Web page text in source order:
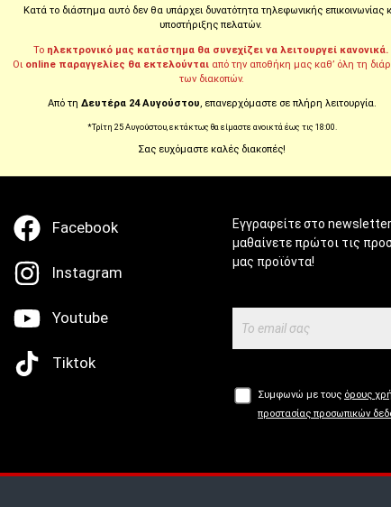
ΠΑΡΑΓΓΕΙΛΤΕ ΚΑΙ ΑΛΛΑΞΑΤΕ
Facebook
Instagram
Youtube
Tiktok
Εγγραφείτε στο
μαθαίνετε πρώτοι τις
μας προϊόντα!
Συμφωνώ με τους όρους
προστασίας προσωπικών
Κατά το διάστημα αυτό δεν θα υπάρχει δυνατότητα τηλεφωνικής επικοινωνίας
υποστήριξης πελατών.
Το ηλεκτρονικό μας κατάστημα θα συνεχίζει να λειτουργεί κανονικά.
Οι online παραγγελίες θα εκτελούνται από την αποθήκη μας καθ’ όλη τη
των διακοπών.
Από τη Δευτέρα 24 Αυγούστου, επανερχόμαστε σε πλήρη λειτουργία.
*Τρίτη 25 Αυγούστου, εκτάκτως θα είμαστε ανοικτά έως τις 18:00.
Σας ευχόμαστε καλές διακοπές!